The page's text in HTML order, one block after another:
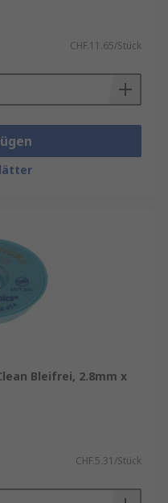
CHF.11.65/Stück
Bleifrei, 2.8mm x
CHF.5.31/Stück